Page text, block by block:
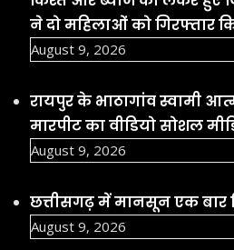
ने दो महिलाओं को गिरफ्तार
August 9, 2026
रायपुर के भाठागांव स्वामी
मारपीट का वीडियो सोशल
August 9, 2026
छत्तीसगढ़ में मानसून एक बार
August 9, 2026